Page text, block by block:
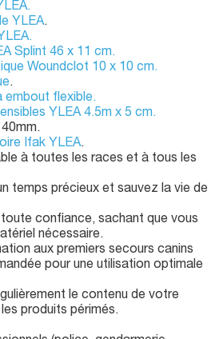
YLEA.
Splint 46 x 11 cm.
Woundclot 10 x 10 cm.
.
embout flexible.
YLEA 4.5m x 5 cm.
Ifak YLEA.
à toutes les races et à tous les
temps précieux et sauvez la vie de
confiance, sachant que vous
nécessaire.
aux premiers secours canins
pour une utilisation optimale
le contenu de votre
produits périmés.